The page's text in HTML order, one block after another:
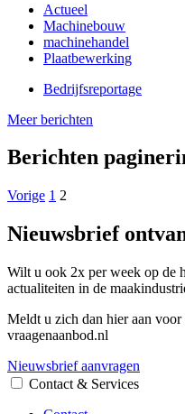
Actueel
Machinebouw
machinehandel
Plaatbewerking
Bedrijfsreportage
Meer berichten
Berichten
Vorige 1 2
Nieuwsbrief
Wilt u ook 2x per week op de
actualiteiten in de
Meldt u zich dan hier aan
vraagenaanbod.nl
Nieuwsbrief aanvragen
Contact & Services